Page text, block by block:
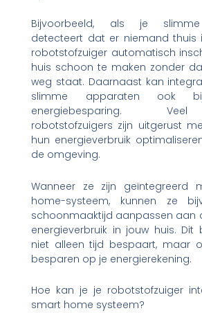
Bijvoorbeeld, als je
detecteert dat er niemand thuis
robotstofzuiger automatisch
huis schoon te maken zonder
weg staat. Daarnaast kan
slimme apparaten ook
energiebesparing.
robotstofzuigers zijn uitgerust
hun energieverbruik
de omgeving.
Wanneer ze zijn geïntegreerd
home-systeem, kunnen ze
schoonmaaktijd aanpassen aan
energieverbruik in jouw huis.
niet alleen tijd bespaart, maar
besparen op je energierekening.
Hoe kan je je robotstofzuiger
smart home systeem?